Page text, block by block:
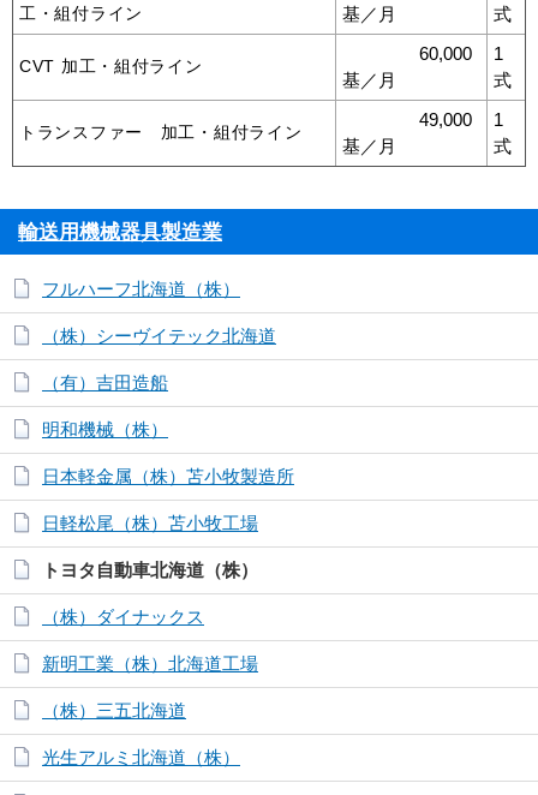
工・組付ライン
基／月
式
CVT 加工・組付ライン
60,000
基／月
1
式
トランスファー 加工・組付ライン
49,000
基／月
1
式
輸送用機械器具製造業
フルハーフ北海道（株）
（株）シーヴイテック北海道
（有）吉田造船
明和機械（株）
日本軽金属（株）苫小牧製造所
日軽松尾（株）苫小牧工場
トヨタ自動車北海道（株）
（株）ダイナックス
新明工業（株）北海道工場
（株）三五北海道
光生アルミ北海道（株）